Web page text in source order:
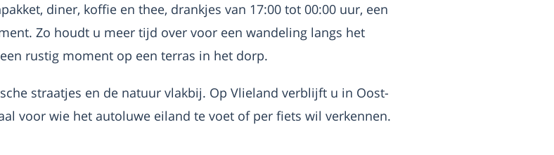
diner, koffie en thee, drankjes van 17:00 tot 00:00 uur, een
Zo houdt u meer tijd over voor een wandeling langs het
rustig moment op een terras in het dorp.
straatjes en de natuur vlakbij. Op Vlieland verblijft u in Oost-
voor wie het autoluwe eiland te voet of per fiets wil verkennen.